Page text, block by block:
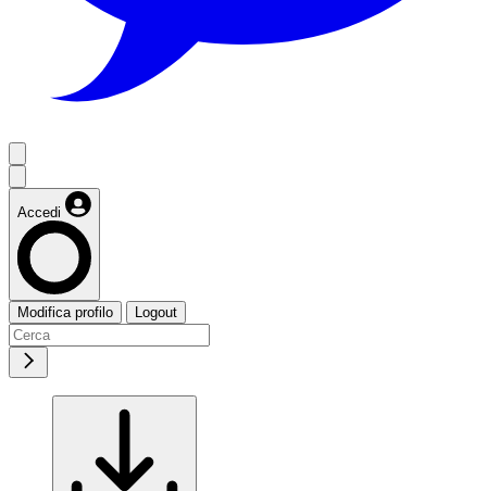
Accedi
Modifica profilo Logout